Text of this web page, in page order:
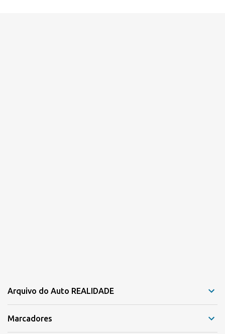
Arquivo do Auto REALIDADE
Marcadores